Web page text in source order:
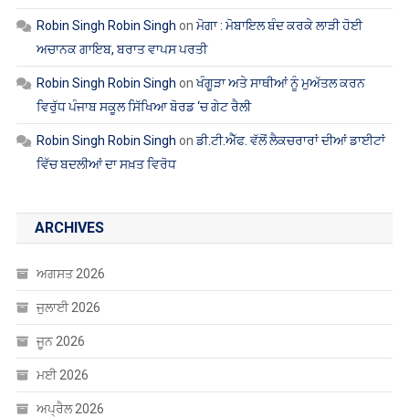
Robin Singh Robin Singh on ਮੋਗਾ : ਮੋਬਾਇਲ ਬੰਦ ਕਰਕੇ ਲਾੜੀ ਹੋਈ
ਅਚਾਨਕ ਗਾਇਬ, ਬਰਾਤ ਵਾਪਸ ਪਰਤੀ
Robin Singh Robin Singh onਖੰਗੂੜਾ ਅਤੇ ਸਾਥੀਆਂ ਨੂੰ ਮੁਅੱਤਲ ਕਰਨ
ਵਿਰੁੱਧ ਪੰਜਾਬ ਸਕੂਲ ਸਿੱਖਿਆ ਬੋਰਡ ‘ਚ ਗੇਟ ਰੈਲੀ
Robin Singh Robin Singh onਡੀ.ਟੀ.ਐੱਫ. ਵੱਲੋਂ ਲੈਕਚਰਾਰਾਂ ਦੀਆਂ ਡਾਈਟਾਂ
ਵਿੱਚ ਬਦਲੀਆਂ ਦਾ ਸਖ਼ਤ ਵਿਰੋਧ
ARCHIVES
ਅਗਸਤ 2026
ਜੁਲਾਈ 2026
ਜੂਨ 2026
ਮਈ 2026
ਅਪ੍ਰੈਲ 2026